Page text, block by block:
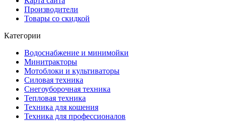
Производители
Товары со скидкой
Категории
Водоснабжение и минимойки
Минитракторы
Мотоблоки и культиваторы
Силовая техника
Снегоуборочная техника
Тепловая техника
Техника для кошения
Техника для профессионалов